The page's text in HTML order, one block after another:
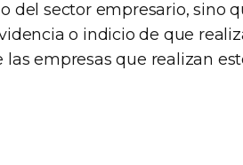
del sector empresario, sino
o indicio de que
empresas que realizan